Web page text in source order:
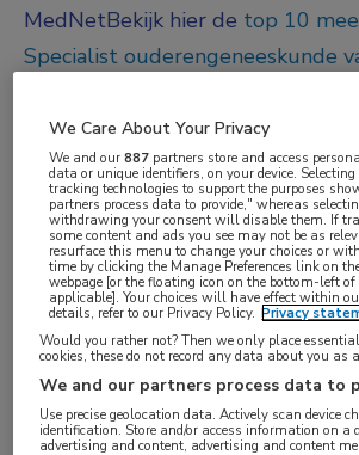
MedNetBekijk hier de top 10
Specialist ouderengeneeskunde
We hebben37vacatures voor je
Gisteren
Specialist
BKV, IJmuiden
FUNCTIE
Specialist ouderengeneeskunde
We Care About Your Privacy
We and our887 partners store and access
data or unique identifiers, on your device.
tracking technologies to support the purposes
partners process data to provide," whereas
withdrawing your consent will disable them. If
some content and ads you see may not be as
resurface this menu to change your choices or
time by clicking the Manage Preferences link on
webpage [or the floating icon on the bottom-left of
applicable]. Your choices will have effect within
details, refer to our Privacy Policy. Privacy
Would you rather not? Then we only place
cookies, these do not record any data about you as
We and our partners process data to
Use precise geolocation data. Actively scan device
identification. Store and/or access information on a
advertising and content, advertising and content